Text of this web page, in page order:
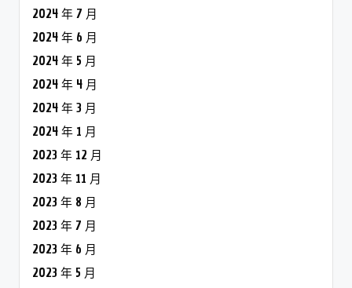
2024 年 7 月
2024 年 6 月
2024 年 5 月
2024 年 4 月
2024 年 3 月
2024 年 1 月
2023 年 12 月
2023 年 11 月
2023 年 8 月
2023 年 7 月
2023 年 6 月
2023 年 5 月